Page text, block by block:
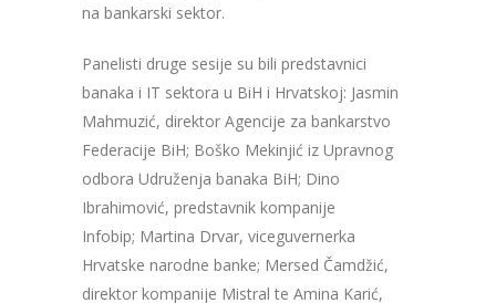
na bankarski sektor.
Panelisti druge sesije su bili predstavnici
banaka i IT sektora u BiH i Hrvatskoj: Jasmin
Mahmuzić, direktor Agencije za bankarstvo
Federacije BiH; Boško Mekinjić iz Upravnog
odbora Udruženja banaka BiH; Dino
Ibrahimović, predstavnik kompanije
Infobip; Martina Drvar, viceguvernerka
Hrvatske narodne banke; Mersed Čamdžić,
direktor kompanije Mistral te Amina Karić,